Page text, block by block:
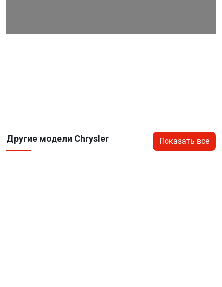
Другие модели Chrysler Показать все